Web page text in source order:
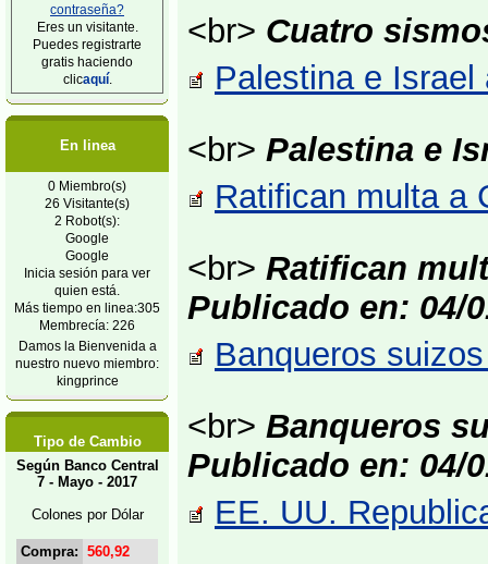
contraseña?
Eres un visitante.
Puedes registrarte
gratis haciendo
clicaquí.
En linea
0 Miembro(s)
26 Visitante(s)
2 Robot(s):
Google
Google
Inicia sesión para ver
quien está.
Más tiempo en linea:305
Membrecía: 226
Damos la Bienvenida a
nuestro nuevo miembro:
kingprince
Tipo de Cambio
Según Banco Central
7 - Mayo - 2017
Colones por Dólar
Compra: 560,92
<br> Cuatro
Palestina e Israel
<br> Palestina e
Ratifican multa a
<br> Ratifican
Publicado en: 04/
Banqueros
<br> Banqueros
Publicado en: 04/
EE. UU.